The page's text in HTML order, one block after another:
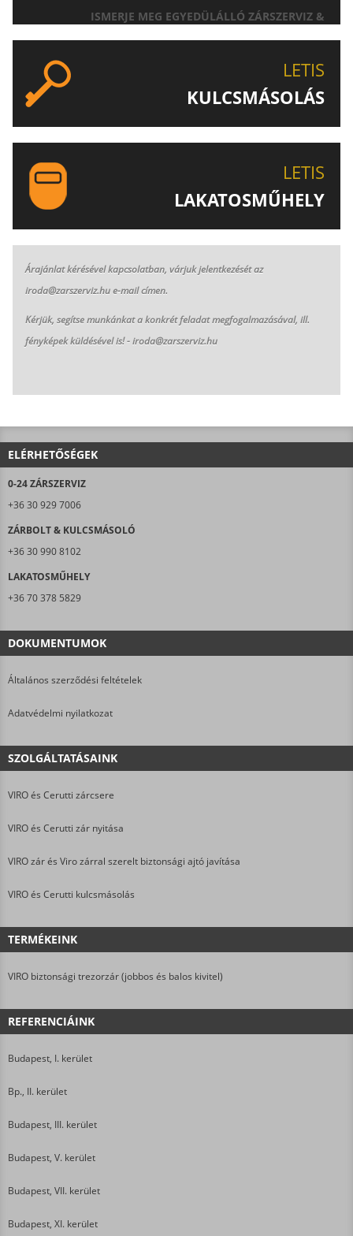
ISMERJE MEG EGYEDÜLÁLLÓ ZÁRSZERVIZ &
LETIS
KULCSMÁSOLÁS
LETIS
LAKATOSMŰHELY
Árajánlat kérésével kapcsolatban, várjuk jelentkezését az
iroda@zarszerviz.hu e-mail címen.
Kérjük, segítse munkánkat a konkrét feladat megfogalmazásával, ill.
fényképek küldésével is! - iroda@zarszerviz.hu
ELÉRHETŐSÉGEK
0-24 ZÁRSZERVIZ
+36 30 929 7006
ZÁRBOLT & KULCSMÁSOLÓ
+36 30 990 8102
LAKATOSMŰHELY
+36 70 378 5829
DOKUMENTUMOK
Általános szerződési feltételek
Adatvédelmi nyilatkozat
SZOLGÁLTATÁSAINK
VIRO és Cerutti zárcsere
VIRO és Cerutti zár nyitása
VIRO zár és Viro zárral szerelt biztonsági ajtó javítása
VIRO és Cerutti kulcsmásolás
TERMÉKEINK
VIRO biztonsági trezorzár (jobbos és balos kivitel)
REFERENCIÁINK
Budapest, I. kerület
Bp., II. kerület
Budapest, III. kerület
Budapest, V. kerület
Budapest, VII. kerület
Budapest, XI. kerület